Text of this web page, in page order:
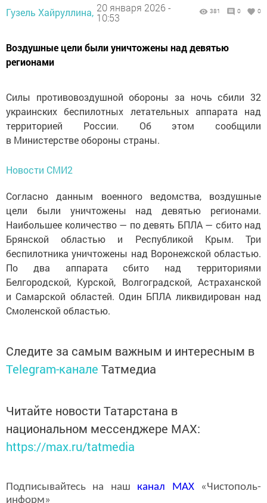
Гузель Хайруллина, 20 января 2026 -
10:53
381 0 0
Воздушные цели были уничтожены над девятью
регионами
Силы противовоздушной обороны за ночь сбили 32
украинских беспилотных летательных аппарата над
территорией России. Об этом сообщили
в Министерстве обороны страны.
Новости СМИ2
Согласно данным военного ведомства, воздушные
цели были уничтожены над девятью регионами.
Наибольшее количество — по девять БПЛА — сбито над
Брянской областью и Республикой Крым. Три
беспилотника уничтожены над Воронежской областью.
По два аппарата сбито над территориями
Белгородской, Курской, Волгоградской, Астраханской
и Самарской областей. Один БПЛА ликвидирован над
Смоленской областью.
Следите за самым важным и интересным в
Telegram-канале Татмедиа
Читайте новости Татарстана в
национальном мессенджере MАХ:
https://max.ru/tatmedia
Подписывайтесь на наш канал MAX«Чистополь-
информ»